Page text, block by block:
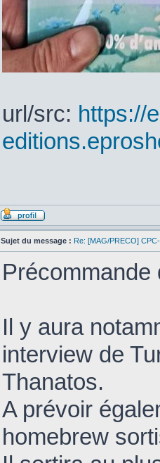
url/src: https://
Sujet du message : Re: [MAG/PRECO]
Précommande
Il y aura
interview de
Thanatos.
A prévoir
homebrew